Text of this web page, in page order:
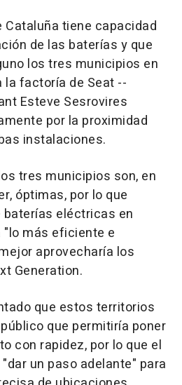
Cataluña tiene capacidad
de las baterías y que
los tres municipios en
la factoría de Seat --
Esteve Sesrovires
por la proximidad
instalaciones.
tres municipios son, en
óptimas, por lo que
eléctricas en
más eficiente e
aprovecharía los
Generation.
que estos territorios
que permitiría poner
con rapidez, por lo que el
un paso adelante" para